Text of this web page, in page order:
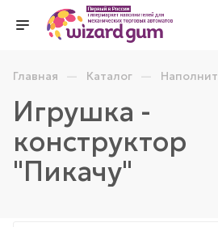
Главная — Каталог —
Игрушка -
конструктор
"Пикачу"